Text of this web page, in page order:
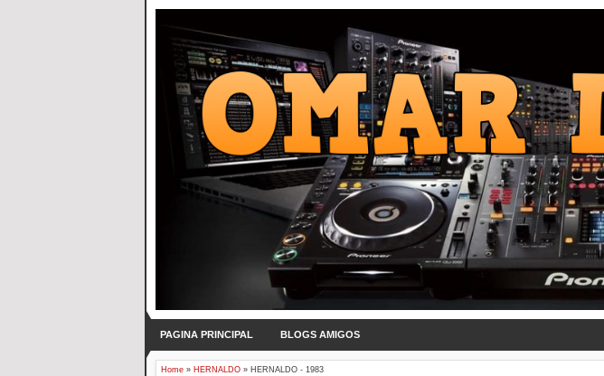
PAGINA PRINCIPAL BLOGS AMIGOS
Home » HERNALDO » HERNALDO - 1983